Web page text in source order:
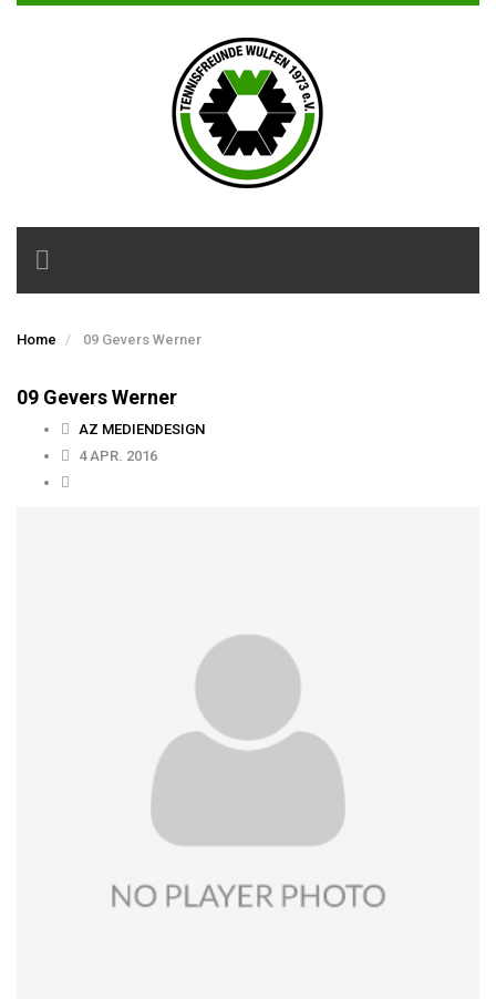
Toggle
navigation
Home 09 Gevers Werner
09 Gevers Werner
AZ MEDIENDESIGN
4 APR. 2016